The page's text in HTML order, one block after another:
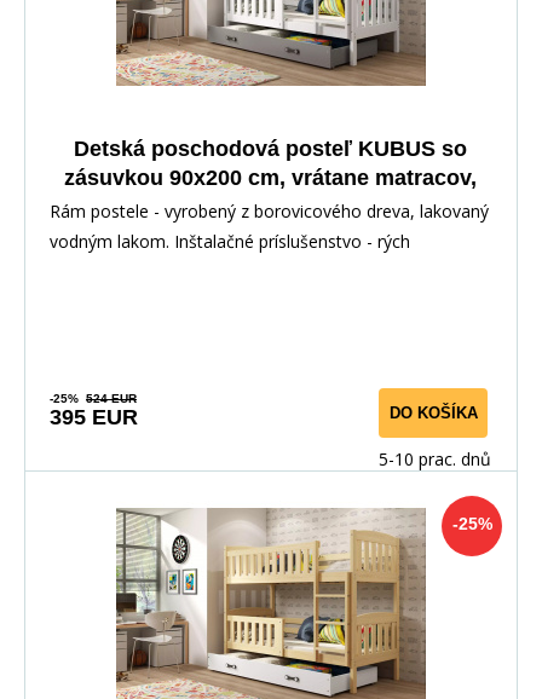
Detská poschodová posteľ KUBUS so
zásuvkou 90x200 cm, vrátane matracov,
Biela/Grafit
Rám postele - vyrobený z borovicového dreva, lakovaný
vodným lakom. Inštalačné príslušenstvo - rých
-25% 524 EUR
395 EUR DO KOŠÍKA
5-10 prac. dnů
-25%